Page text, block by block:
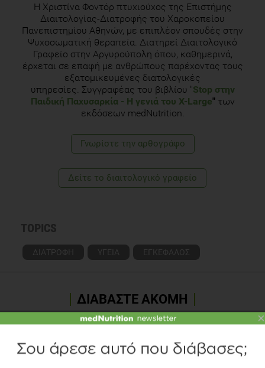
H Χριστίνα Φοντόρ πτυχιούχος της Επιστήμης
Διαιτολογίας-Διατροφής του Χαροκοπείου
Πανεπιστημίου Αθηνών, με επιπλέον σπουδές στην
Ψυχοσωματική θεραπεία. Διατηρεί Διαιτολογικό
Γραφείο στην Αργυρούπολη όπου, καθημερινά,
έρχεται σε επαφή με ανθρώπους παρέχοντας τους
εξατομικευμένες διατολογικές
υπηρεσίες. Συγγραφέας του βιβλίου "Stop στην
Παιδική Παχυσαρκία- Η γενιά του Χ-Large" των
εκδόσεων medNutrition.
Γνωρίστε την αρθογράφο
Δείτε το διαιτολογικό γραφείο
TOPICS
ΔΙΑΤΡΟΦΗ ΥΓΕΙΑ ΕΓΚΕΦΑΛΟΣ
ΔΙΑΒΑΣΤΕ ΑΚΟΜΗ
×